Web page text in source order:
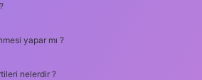
yapar mı ?
nelerdir ?